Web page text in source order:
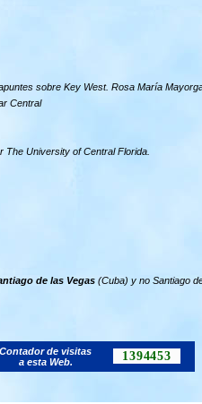
sobre Key West. Rosa María
Central
The University of Central Florida.
de las Vegas (Cuba) y no Santiago
Contador de visitas
a esta Web.
1394453